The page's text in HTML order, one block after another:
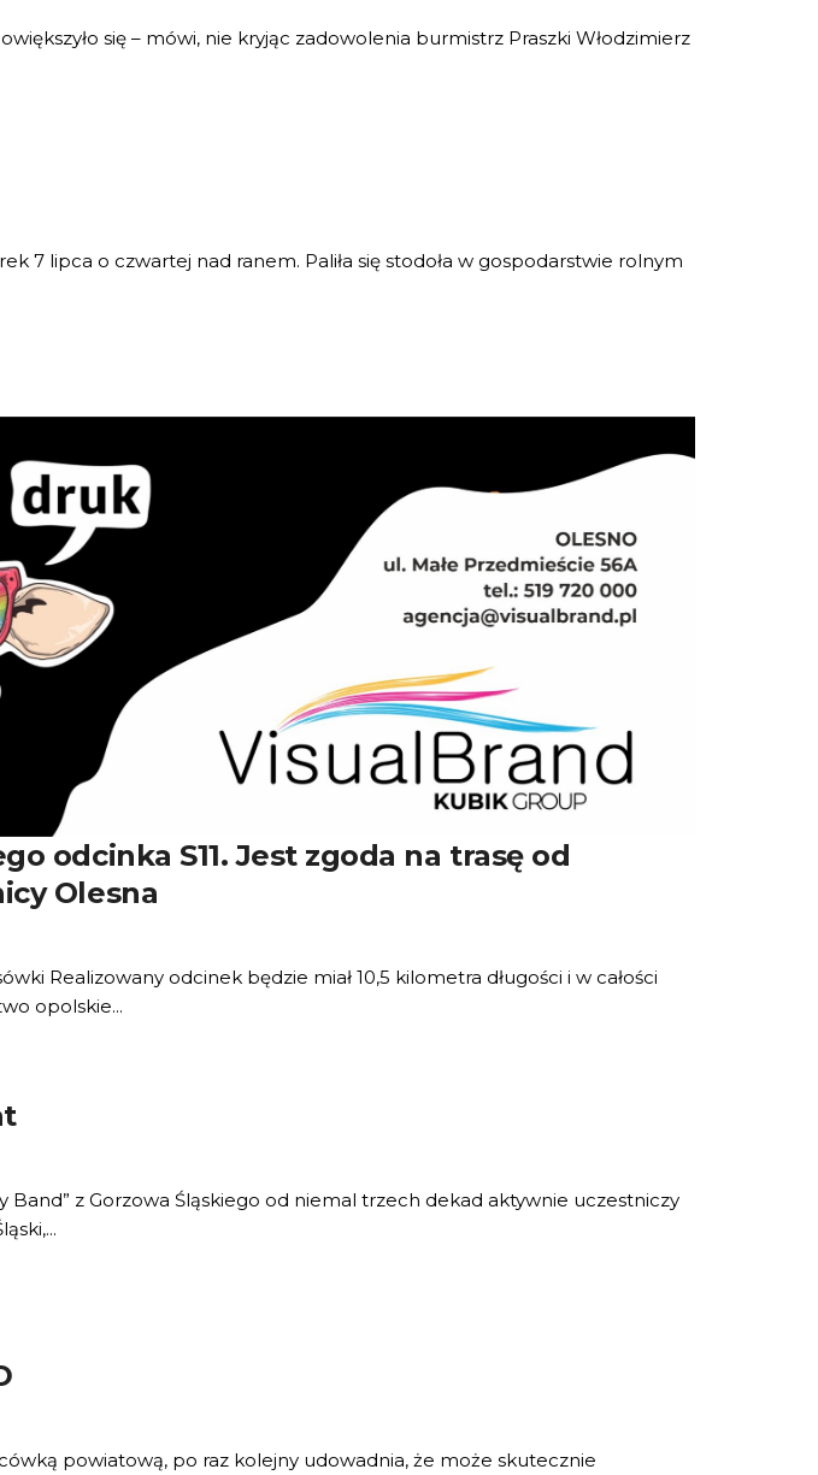
się – mówi, nie kryjąc zadowolenia burmistrz Praszki Włodzimierz
7 lipca o czwartej nad ranem. Paliła się stodoła w gospodarstwie rolnym
odcinka S11. Jest zgoda na trasę od
Olesna
Realizowany odcinek będzie miał 10,5 kilometra długości i w całości
opolskie...
Band” z Gorzowa Śląskiego od niemal trzech dekad aktywnie uczestniczy
powiatową, po raz kolejny udowadnia, że może skutecznie